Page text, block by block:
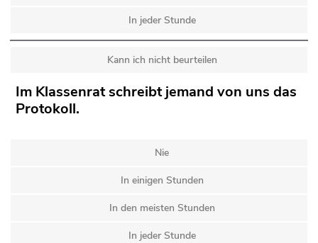
In jeder Stunde
Kann ich nicht beurteilen
Im Klassenrat schreibt jemand von uns das
Protokoll.
Nie
In einigen Stunden
In den meisten Stunden
In jeder Stunde